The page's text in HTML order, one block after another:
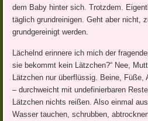
dem Baby hinter sich. Trotzdem.
täglich grundreinigen. Geht aber nicht,
grundgereinigt werden.
Lächelnd erinnere ich mich der
sie bekommt kein Lätzchen?“ Nee,
Lätzchen nur überflüssig. Beine, Füße,
– durchweicht mit undefinierbaren
Lätzchen nichts reißen. Also einmal
Wasser tauchen, schrubben,